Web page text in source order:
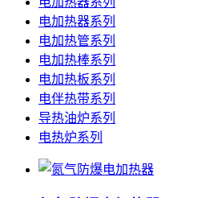
电加热器系列
电加热管系列
电加热棒系列
电加热板系列
电伴热带系列
导热油炉系列
电热炉系列